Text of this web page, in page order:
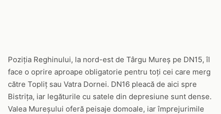
Poziția Reghinului, la nord-est de Târgu Mureș pe DN15, îl
face o oprire aproape obligatorie pentru toți cei care merg
către Topliț sau Vatra Dornei. DN16 pleacă de aici spre
Bistrița, iar legăturile cu satele din depresiune sunt dense.
Valea Mureșului oferă peisaje domoale, iar împrejurimile